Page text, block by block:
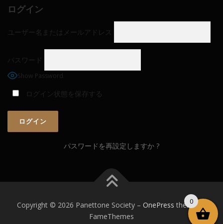
ログイン
ユーザー名またはメールアドレス
パスワード
Show Password
ログイン状態を保存する
パスワードを再設定しますか ?
Copyright © 2026 Panettone Society – OnePress theme by
FameThemes
0